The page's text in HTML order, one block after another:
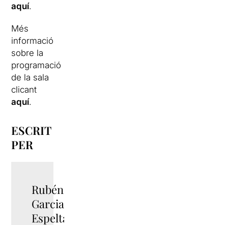
aquí.
Més
informació
sobre la
programació
de la sala
clicant
aquí.
ESCRIT
PER
Rubén
Garcia
Espelta